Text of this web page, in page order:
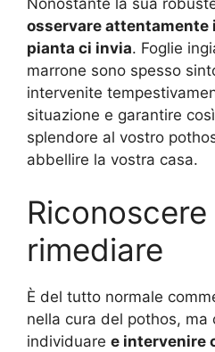
osservare attentamente
pianta ci invia. Foglie
marrone sono spesso
intervenite
situazione e garantire
splendore al vostro
abbellire la vostra casa.
rimediare
È del tutto normale
nella cura del pothos, ma
individuare e intervenire